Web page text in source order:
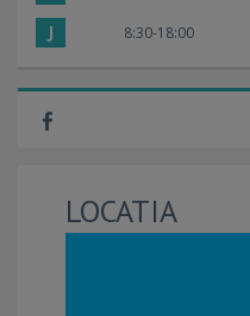
J 8:30-18:00
LOCATIA